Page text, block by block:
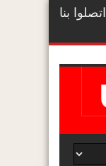
اتصلوا بنا